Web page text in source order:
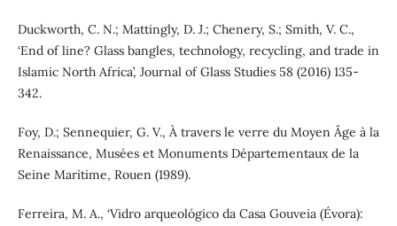
Duckworth, C. N.; Mattingly, D. J.; Chenery, S.; Smith, V. C.,
‘End of line? Glass bangles, technology, recycling, and trade in
Islamic North Africa’, Journal of Glass Studies 58 (2016) 135-
342.
Foy, D.; Sennequier, G. V., À travers le verre du Moyen Âge à la
Renaissance, Musées et Monuments Départementaux de la
Seine Maritime, Rouen (1989).
Ferreira, M. A., ‘Vidro arqueológico da Casa Gouveia (Évora):